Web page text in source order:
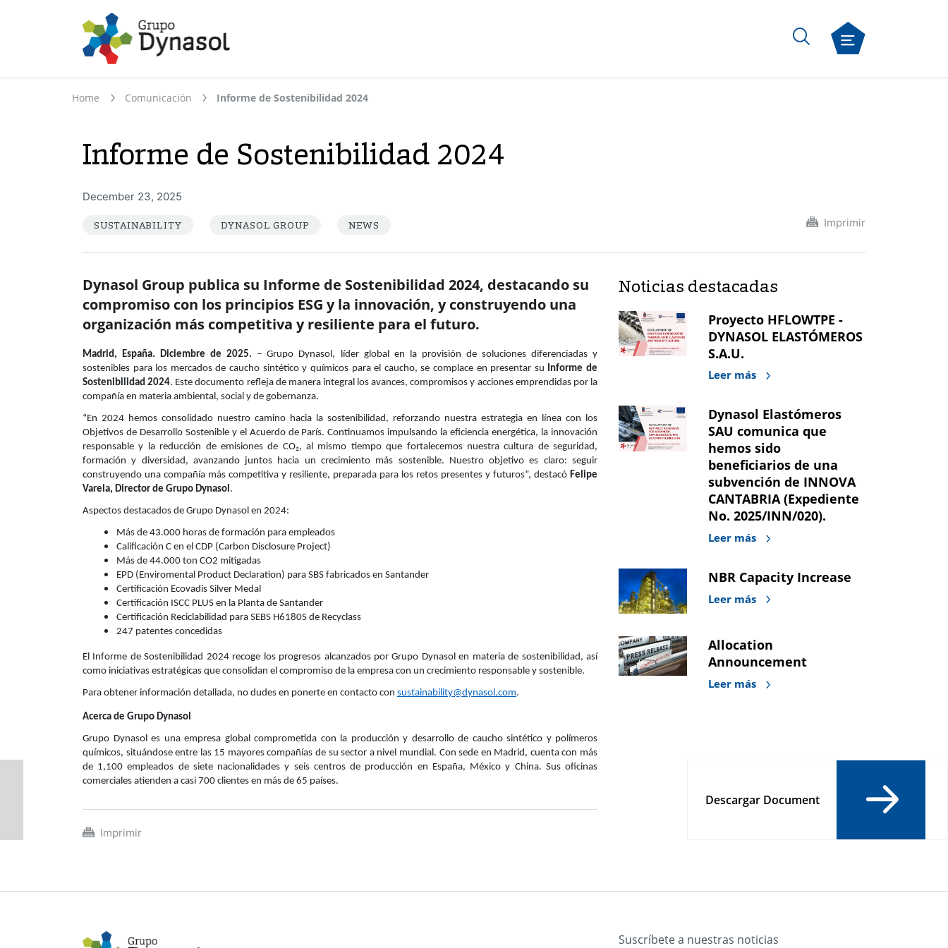
Home Comunicación Informe de Sostenibilidad 2024
Informe de Sostenibilidad 2024
SUSTAINABILITY DYNASOL GROUP NEWS
December 23, 2025
Imprimir
Dynasol Group publica su Informe de Sostenibilidad 2024, destacando su
compromiso con los principios ESG y la innovación, y construyendo una
organización más competitiva y resiliente para el futuro.
Madrid, España. Diciembre de 2025. – Grupo Dynasol, líder global en la provisión de soluciones diferenciadas y
sostenibles para los mercados de caucho sintético y químicos para el caucho, se complace en presentar su
Informe de
Sostenibilidad 2024. Este documento refleja de manera integral los avances, compromisos y acciones emprendidas por la
compañía en materia ambiental, social y de gobernanza.
“En 2024 hemos consolidado nuestro camino hacia la sostenibilidad, reforzando nuestra estrategia en línea con los
Objetivos de Desarrollo Sostenible y el Acuerdo de París. Continuamos impulsando la eficiencia energética, la innovación
responsable y la reducción de emisiones de CO₂, al mismo tiempo que fortalecemos nuestra cultura de seguridad,
formación y diversidad, avanzando juntos hacia un crecimiento más sostenible. Nuestro objetivo es claro: seguir
construyendo una compañía más competitiva y resiliente, preparada para los retos presentes y futuros”, destacó Felipe
Varela, Director de Grupo Dynasol .
Aspectos destacados de Grupo Dynasol en 2024:
Más de 43.000 horas de formación para empleados
Calificación C en el CDP (Carbon Disclosure Project)
Más de 44.000 ton CO2 mitigadas
EPD (Enviromental Product Declaration) para SBS fabricados en Santander
Certificación Ecovadis Silver Medal
Certificación ISCC PLUS en la Planta de Santander
Certificación Reciclabilidad para SEBS H6180S de Recyclass
247 patentes concedidas
El Informe de Sostenibilidad 2024 recoge los progresos alcanzados por Grupo Dynasol en materia de sostenibilidad, así
como iniciativas estratégicas que consolidan el compromiso de la empresa con un crecimiento responsable y sostenible.
Para obtener información detallada, no dudes en ponerte en contacto con sustainability@dynasol.com.
Acerca de Grupo Dynasol
Grupo Dynasol es una empresa global comprometida con la producción y desarrollo de caucho sintético y polímeros
químicos, situándose entre las 15 mayores compañías de su sector a nivel mundial. Con sede en Madrid, cuenta con más
de 1,100 empleados de siete nacionalidades y seis centros de producción en España, México y China. Sus oficinas
comerciales atienden a casi 700 clientes en más de 65 países.
Imprimir
Noticias destacadas
Proyecto HFLOWTPE -
DYNASOL ELASTÓMEROS
S.A.U.
Leer más
Dynasol Elastómeros
SAU comunica que
hemos sido
beneficiarios de una
subvención de INNOVA
CANTABRIA (Expediente
No. 2025/INN/020).
Leer más
NBR Capacity Increase
Leer más
Allocation
Announcement
Leer más
Descargar Document
Suscríbete a nuestras noticias